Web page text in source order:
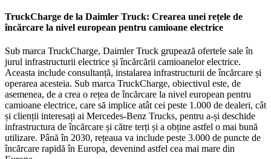
TruckCharge de la Daimler Truck: Crearea unei rețele de
încărcare la nivel european pentru camioane electrice
Sub marca TruckCharge, Daimler Truck grupează ofertele sale în
jurul infrastructurii electrice și încărcării camioanelor electrice.
Aceasta include consultanță, instalarea infrastructurii de încărcare și
operarea acesteia. Sub marca TruckCharge, obiectivul este, de
asemenea, de a crea o rețea de încărcare la nivel european pentru
camioane electrice, care să implice atât cei peste 1.000 de dealeri, cât
și clienții interesați ai Mercedes-Benz Trucks, pentru a-și deschide
infrastructura de încărcare și către terți și a obține astfel o mai bună
utilizare. Până în 2030, rețeaua va include peste 3.000 de puncte de
încărcare rapidă în Europa, devenind astfel cea mai mare din